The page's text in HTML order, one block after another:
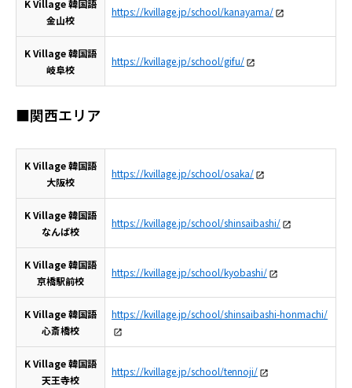
K Village 韓国語
金山校
https://kvillage.jp/school/kanayama/
K Village 韓国語
岐阜校
https://kvillage.jp/school/gifu/
■関西エリア
K Village 韓国語
大阪校
https://kvillage.jp/school/osaka/
K Village 韓国語
なんば校
https://kvillage.jp/school/shinsaibashi/
K Village 韓国語
京橋駅前校
https://kvillage.jp/school/kyobashi/
K Village 韓国語
心斎橋校
https://kvillage.jp/school/shinsaibashi-honmachi/
K Village 韓国語
天王寺校
https://kvillage.jp/school/tennoji/